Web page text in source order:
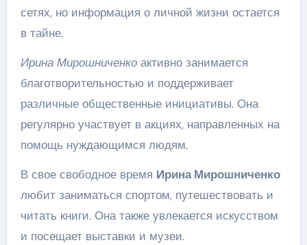
сетях, но информация о личной жизни остается
в тайне.
Ирина Мирошниченкоактивно занимается
благотворительностью и поддерживает
различные общественные инициативы. Она
регулярно участвует в акциях, направленных на
помощь нуждающимся людям.
В свое свободное время Ирина Мирошниченко
любит заниматься спортом, путешествовать и
читать книги. Она также увлекается искусством
и посещает выставки и музеи.